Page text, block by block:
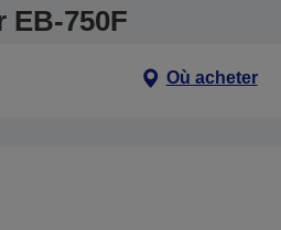
EB-750F
Où acheter